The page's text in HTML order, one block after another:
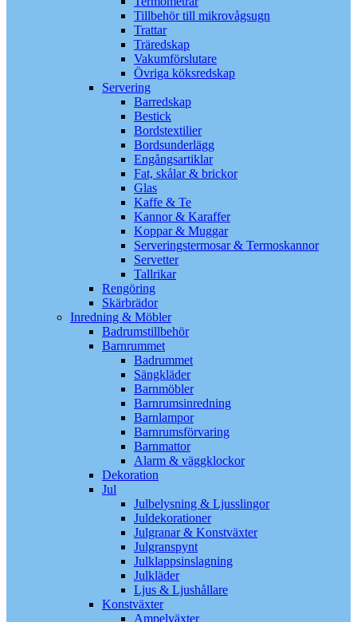
Tillbehör till mikrovågsugn
Trattar
Träredskap
Vakumförslutare
Övriga köksredskap
Servering
Barredskap
Bestick
Bordstextilier
Bordsunderlägg
Engångsartiklar
Fat, skålar & brickor
Glas
Kaffe & Te
Kannor & Karaffer
Koppar & Muggar
Serveringstermosar & Termoskannor
Servetter
Tallrikar
Rengöring
Skärbrädor
Inredning & Möbler
Badrumstillbehör
Barnrummet
Badrummet
Sängkläder
Barnmöbler
Barnrumsinredning
Barnlampor
Barnrumsförvaring
Barnmattor
Alarm & väggklockor
Dekoration
Jul
Julbelysning & Ljusslingor
Juldekorationer
Julgranar & Konstväxter
Julgranspynt
Julklappsinslagning
Julkläder
Ljus & Ljushållare
Konstväxter
Ampelväxter